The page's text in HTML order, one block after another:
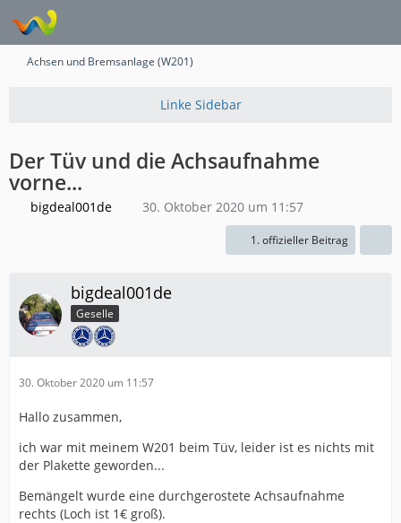
Achsen und Bremsanlage (W201)
Der Tüv und die Achsaufnahme
vorne...
bigdeal001de 30. Oktober 2020 um 11:57
1. offizieller Beitrag
bigdeal001de
Geselle
30. Oktober 2020 um 11:57
Hallo zusammen,
ich war mit meinem W201 beim Tüv, leider ist es nichts mit
der Plakette geworden...
Bemängelt wurde eine durchgerostete Achsaufnahme
rechts (Loch ist 1€ groß).